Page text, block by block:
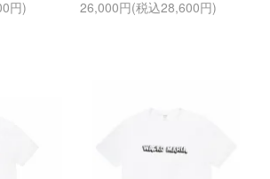
円)
26,000円(税込28,600円)